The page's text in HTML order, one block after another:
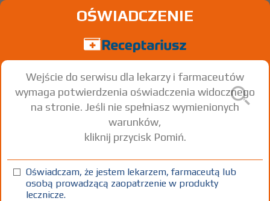
Telmisartan
tabl. 40 mg 28 szt. Doustnie
OŚWIADCZENIE
Wejście do serwisu dla lekarzy i farmaceutów
wymaga potwierdzenia oświadczenia widocznego
na stronie. Jeśli nie spełniasz wymienionych
warunków,
kliknij przycisk Pomiń.
Oświadczam, że jestem lekarzem, farmaceutą lub
osobą prowadzącą zaopatrzenie w produkty
lecznicze.